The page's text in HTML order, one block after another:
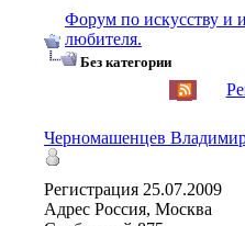
Форум по искусству и
любителя.
Без категории
Черномашенцев
Регистрация 25.07.2009
Адрес Россия, Москва